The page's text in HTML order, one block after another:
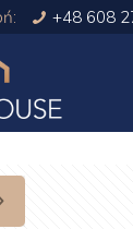
+48 608